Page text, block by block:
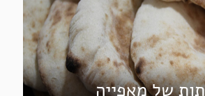
של מאפייה